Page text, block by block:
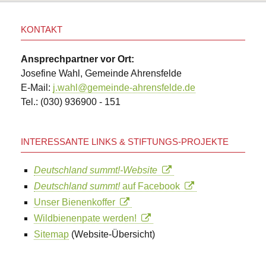
KONTAKT
Ansprechpartner vor Ort:
Josefine Wahl, Gemeinde Ahrensfelde
E-Mail: j.wahl@gemeinde-ahrensfelde.de
Tel.: (030) 936900 - 151
INTERESSANTE LINKS & STIFTUNGS-PROJEKTE
Deutschland summt!-Website
Deutschland summt!auf Facebook
Unser Bienenkoffer
Wildbienenpate werden!
Sitemap (Website-Übersicht)